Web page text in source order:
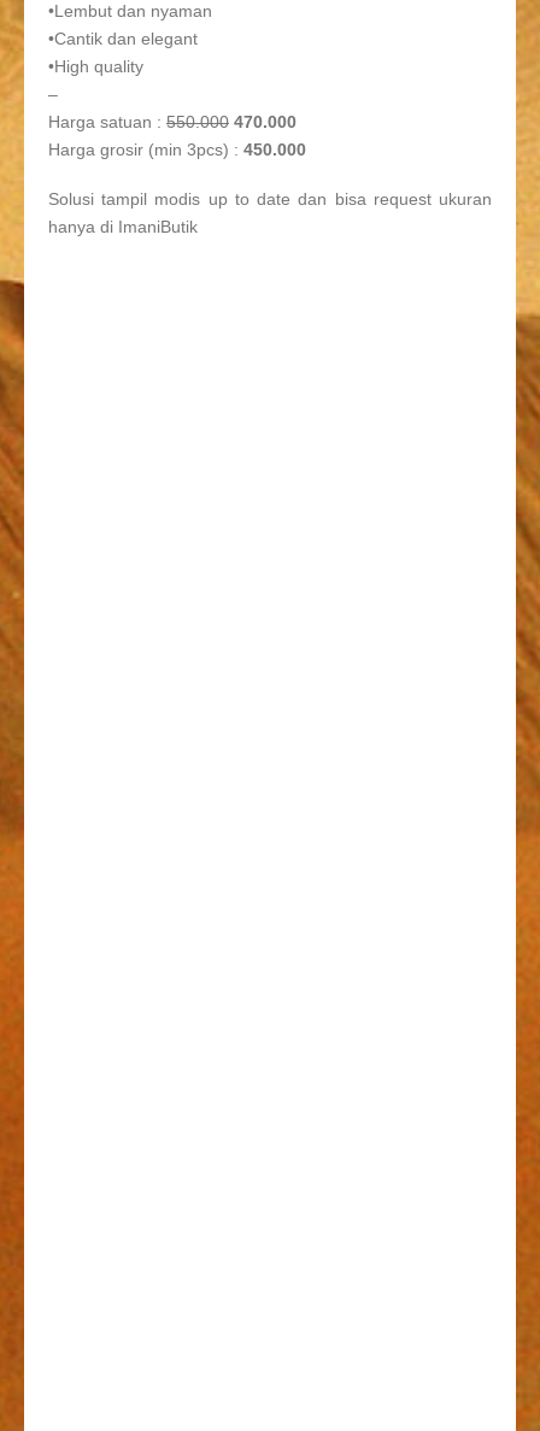
•Lembut dan nyaman
•Cantik dan elegant
•High quality
–
Harga satuan : 550.000 470.000
Harga grosir (min 3pcs) : 450.000
Solusi tampil modis up to date dan bisa request ukuran
hanya di ImaniButik